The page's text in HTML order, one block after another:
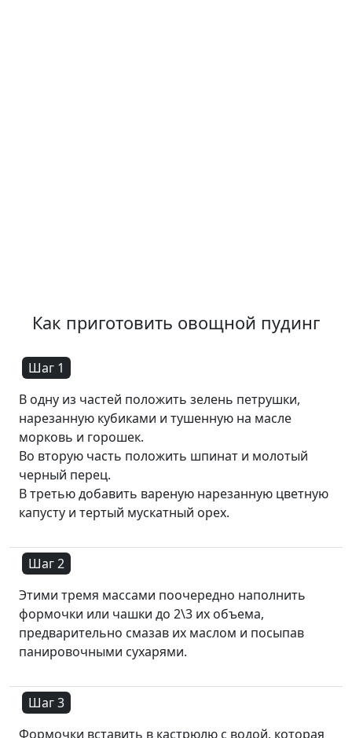
Как приготовить овощной пудинг
Шаг 1
В одну из частей положить зелень петрушки,
нарезанную кубиками и тушенную на масле
морковь и горошек.
Во вторую часть положить шпинат и молотый
черный перец.
В третью добавить вареную нарезанную цветную
капусту и тертый мускатный орех.
Шаг 2
Этими тремя массами поочередно наполнить
формочки или чашки до 2\3 их объема,
предварительно смазав их маслом и посыпав
панировочными сухарями.
Шаг 3
Формочки вставить в кастрюлю с водой, которая